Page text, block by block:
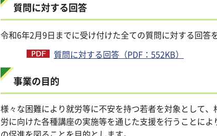
質問に対する回答
令和6年2月9日までに受け付けた全ての質問に対する回答
質問に対する回答（PDF：552KB）
事業の目的
様々な困難により就労等に不安を持つ若者を対象として
労に向けた各種講座の実施等を通じた支援を行うことに